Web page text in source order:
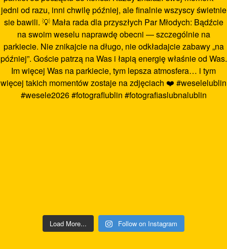
Load More... Follow on Instagram